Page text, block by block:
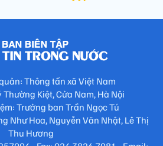
Thông tấn xã Việt Nam
Thường Kiệt, Cửa Nam, Hà Nội
Trưởng ban Trần Ngọc Tú